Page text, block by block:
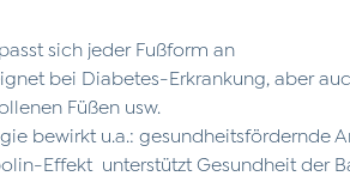
sich jeder Fußform an
bei Diabetes-Erkrankung, aber
Füßen usw.
bewirkt u.a.: gesundheitsfördernde
Effekt unterstützt Gesundheit der